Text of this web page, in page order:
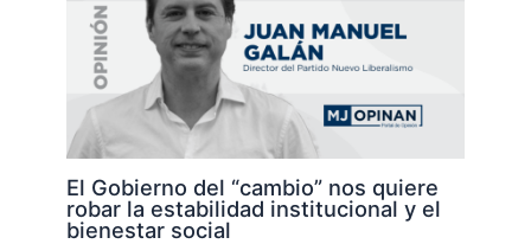
El Gobierno del “cambio” nos quiere
robar la estabilidad institucional y el
bienestar social